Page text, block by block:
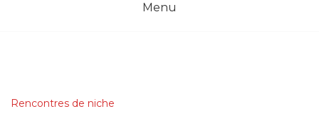
Menu
Rencontres de niche